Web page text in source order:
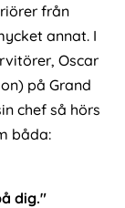
från
annat. I
Oscar
på Grand
chef så hörs
båda:
dig."